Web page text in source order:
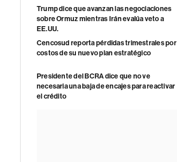
Trump dice que avanzan las negociaciones
sobre Ormuz mientras Irán evalúa veto a
EE.UU.
Cencosud reporta pérdidas trimestrales por
costos de su nuevo plan estratégico
Presidente del BCRA dice que no ve
necesaria una baja de encajes para reactivar
el crédito